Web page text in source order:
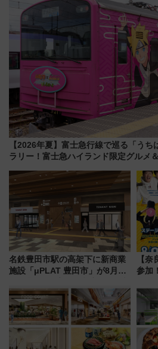
【2026年夏】富士急行線で巡る「う
ラリー！富士急ハイランド限定グルメ
名鉄豊田市駅の高架下に新商業
施設「μPLAT 豊田市」が8月26
たな玄関口へ
【
参加
に開